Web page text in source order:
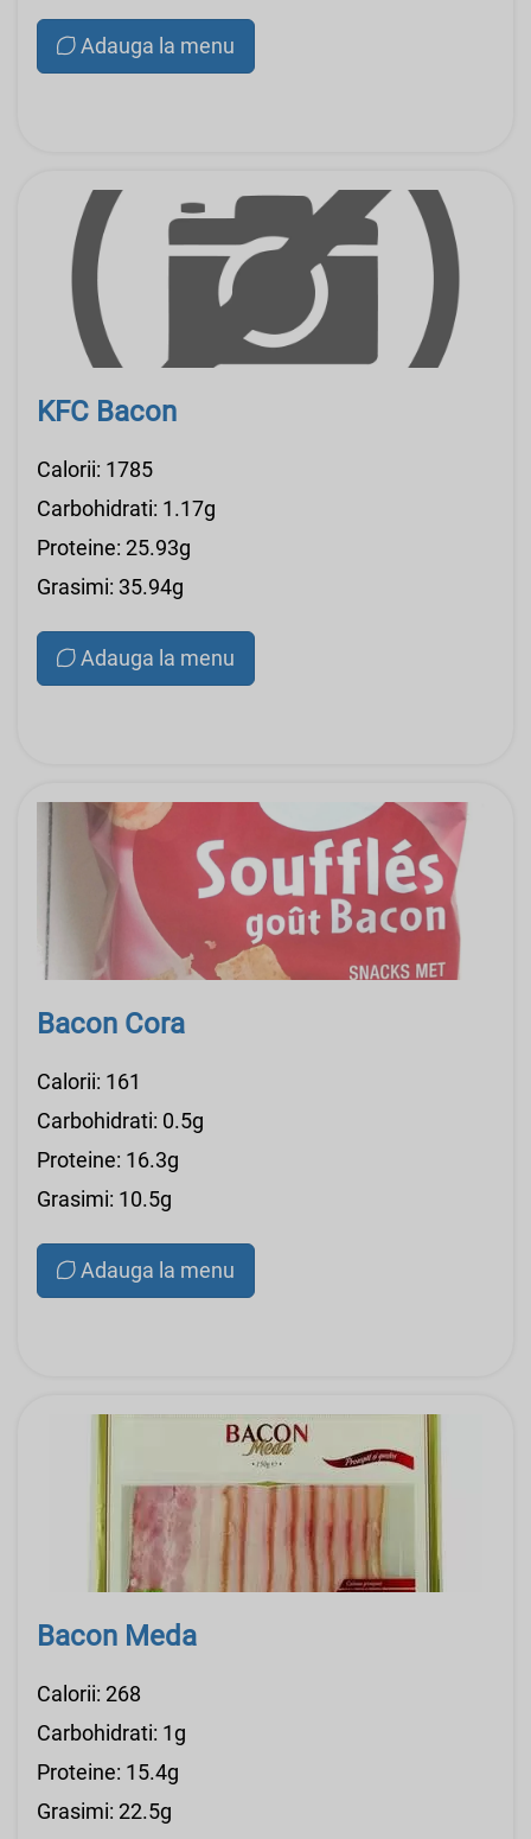
Adauga la menu
KFC Bacon
Calorii: 1785
Carbohidrati: 1.17g
Proteine: 25.93g
Grasimi: 35.94g
Adauga la menu
Bacon Cora
Calorii: 161
Carbohidrati: 0.5g
Proteine: 16.3g
Grasimi: 10.5g
Adauga la menu
Bacon Meda
Calorii: 268
Carbohidrati: 1g
Proteine: 15.4g
Grasimi: 22.5g